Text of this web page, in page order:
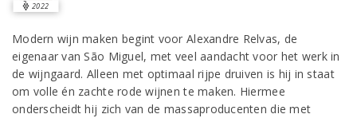
2022
Modern wijn maken begint voor Alexandre Relvas, de
eigenaar van São Miguel, met veel aandacht voor het werk in
de wijngaard. Alleen met optimaal rijpe druiven is hij in staat
om volle én zachte rode wijnen te maken. Hiermee
onderscheidt hij zich van de massaproducenten die met